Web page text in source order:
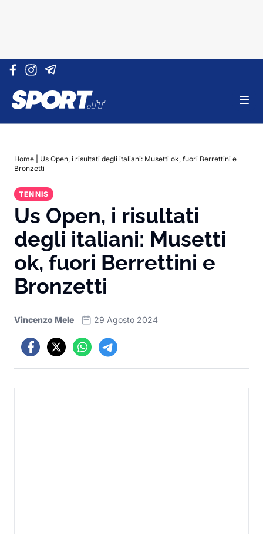
Vai al contenuto
Home
Us Open, i risultati degli italiani: Musetti ok, fuori Berrettini e
Bronzetti
TENNIS
Us Open, i risultati
degli italiani: Musetti
ok, fuori Berrettini e
Bronzetti
Vincenzo Mele 29 Agosto 2024